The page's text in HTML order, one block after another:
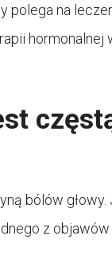
na
hormonalnej
bólów głowy.
z objawów